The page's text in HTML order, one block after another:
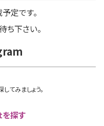
定です。
ち下さい。
てみましょう。
探す